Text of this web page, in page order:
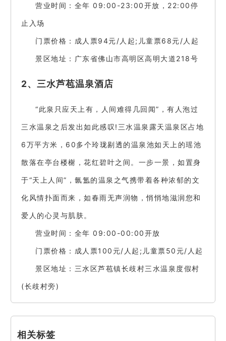
营业时间：全年 09:00-23:00开放，22:00停
止入场
门票价格：成人票94元/人起;儿童票68元/人起
景区地址：广东省佛山市高明区高明大道218号
2、三水芦苞温泉酒店
“此泉只应天上有，人间难得几回闻”，有人泡过
三水温泉之后发出如此感叹!三水温泉露天温泉区占地
6万平方米，60多个玲珑剔透的温泉池如天上的瑶池
散落在亭台楼榭，花红碧叶之间。一步一景，如置身
于“天上人间”，氤氲的温泉之气携带着各种浓郁的文
化风情扑面而来，如春雨无声润物，悄悄地滋润您和
爱人的心灵与肌肤。
营业时间：全年 09:00-00:00开放
门票价格：成人票100元/人起;儿童票50元/人起
景区地址：三水区芦苞镇长歧村三水温泉度假村
(长歧村旁)
相关标签